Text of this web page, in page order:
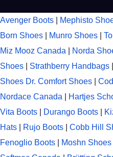
Avenger Boots Mephisto
Born Shoes
Munro Shoes
Miz Mooz Canada
Norda
Shoes
Strathberry Handbags
Shoes Dr. Comfort Shoes
Nordace Canada
Hartjes
Vita Boots
Durango Boots
Hats
Rujo Boots Cobb Hill
Fenoglio Boots
Moshn Shoes